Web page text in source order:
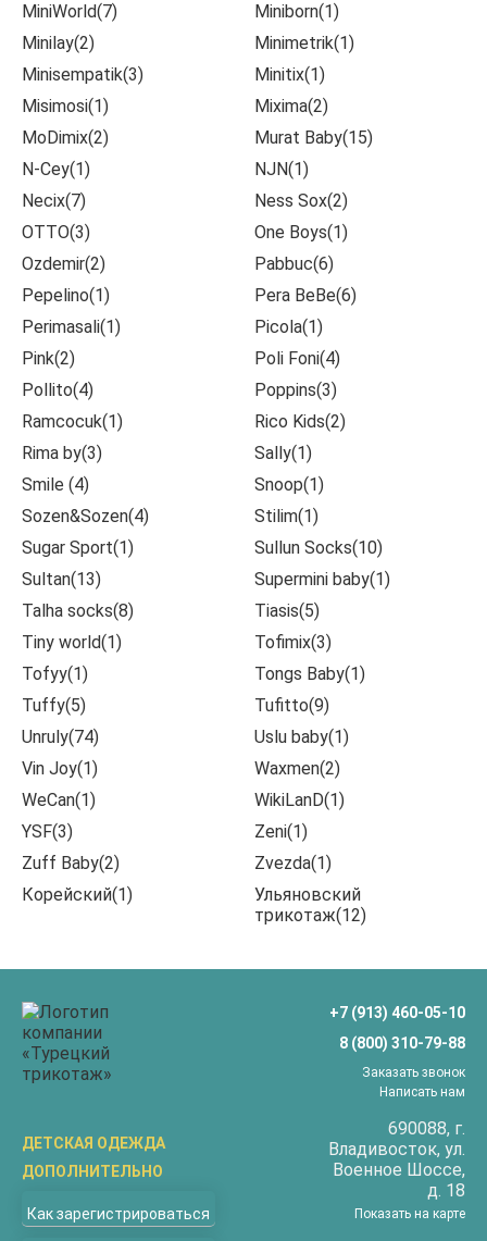
MiniWorld(7)
Miniborn(1)
Minilay(2)
Minimetrik(1)
Minisempatik(3)
Minitix(1)
Misimosi(1)
Mixima(2)
MoDimix(2)
Murat Baby(15)
N-Cey(1)
NJN(1)
Necix(7)
Ness Sox(2)
OTTO(3)
One Boys(1)
Ozdemir(2)
Pabbuc(6)
Pepelino(1)
Pera BeBe(6)
Perimasali(1)
Picola(1)
Pink(2)
Poli Foni(4)
Pollito(4)
Poppins(3)
Ramcocuk(1)
Rico Kids(2)
Rima by(3)
Sally(1)
Smile (4)
Snoop(1)
Sozen&Sozen(4)
Stilim(1)
Sugar Sport(1)
Sullun Socks(10)
Sultan(13)
Supermini baby(1)
Talha socks(8)
Tiasis(5)
Tiny world(1)
Tofimix(3)
Tofyy(1)
Tongs Baby(1)
Tuffy(5)
Tufitto(9)
Unruly(74)
Uslu baby(1)
Vin Joy(1)
Waxmen(2)
WeCan(1)
WikiLanD(1)
YSF(3)
Zeni(1)
Zuff Baby(2)
Zvezda(1)
Корейский(1)
Ульяновский
трикотаж(12)
+7 (913) 460-05-10
8 (800) 310-79-88
Заказать звонок
Написать нам
690088, г.
Владивосток, ул.
Военное Шоссе,
д. 18
Показать на карте
ДЕТСКАЯ ОДЕЖДА
Бриджи
Верхняя одежда
ДОПОЛНИТЕЛЬНО
Доставка
Как зарегистрироваться